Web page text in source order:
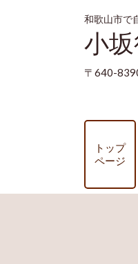
和歌山市で
小
〒640-
トップ
ページ